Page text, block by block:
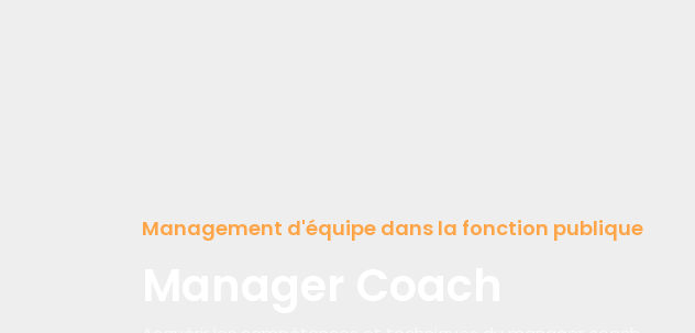
Management d'équipe dans la fonction publique